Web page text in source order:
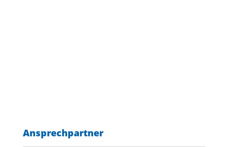
Ansprechpartner